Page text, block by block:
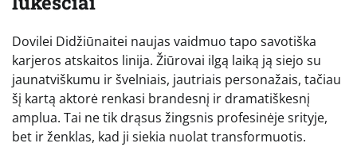
Dovilei Didžiūnaitei naujas vaidmuo tapo savotiška
karjeros atskaitos linija. Žiūrovai ilgą laiką ją siejo su
jaunatviškumu ir švelniais, jautriais personažais, tačiau
šį kartą aktorė renkasi brandesnį ir dramatiškesnį
amplua. Tai ne tik drąsus žingsnis profesinėje srityje,
bet ir ženklas, kad ji siekia nuolat transformuotis.